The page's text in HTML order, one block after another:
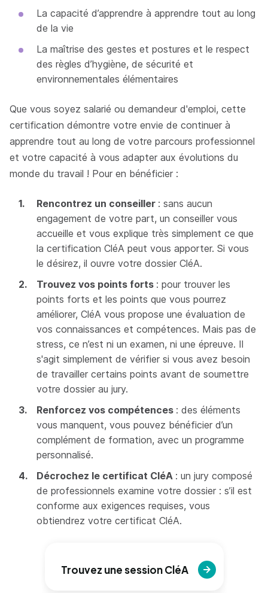
La capacité d’apprendre à apprendre tout au long
de la vie
La maîtrise des gestes et postures et le respect
des règles d’hygiène, de sécurité et
environnementales élémentaires
Que vous soyez salarié ou demandeur d'emploi, cette
certification démontre votre envie de continuer à
apprendre tout au long de votre parcours professionnel
et votre capacité à vous adapter aux évolutions du
monde du travail ! Pour en bénéficier :
Rencontrez un conseiller : sans aucun
engagement de votre part, un conseiller vous
accueille et vous explique très simplement ce que
la certification CléA peut vous apporter. Si vous
le désirez, il ouvre votre dossier CléA.
Trouvez vos points forts : pour trouver les
points forts et les points que vous pourrez
améliorer, CléA vous propose une évaluation de
vos connaissances et compétences. Mais pas de
stress, ce n’est ni un examen, ni une épreuve. Il
s'agit simplement de vérifier si vous avez besoin
de travailler certains points avant de soumettre
votre dossier au jury.
Renforcez vos compétences : des éléments
vous manquent, vous pouvez bénéficier d’un
complément de formation, avec un programme
personnalisé.
Décrochez le certificat CléA : un jury composé
de professionnels examine votre dossier : s’il est
conforme aux exigences requises, vous
obtiendrez votre certificat CléA.
Trouvez une session CléA